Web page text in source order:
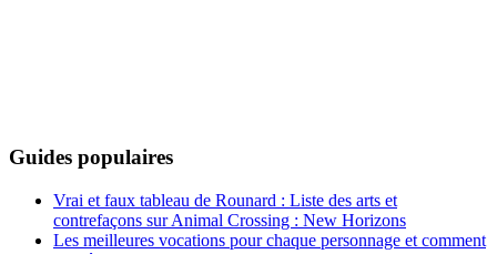
Guides populaires
Vrai et faux tableau de Rounard : Liste des arts et
contrefaçons sur Animal Crossing : New Horizons
Les meilleures vocations pour chaque personnage et comment